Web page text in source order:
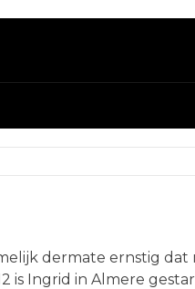
dermate ernstig dat
Ingrid in Almere